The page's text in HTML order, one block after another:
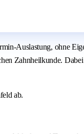
ohne
Zahnheilkunde.
ab.